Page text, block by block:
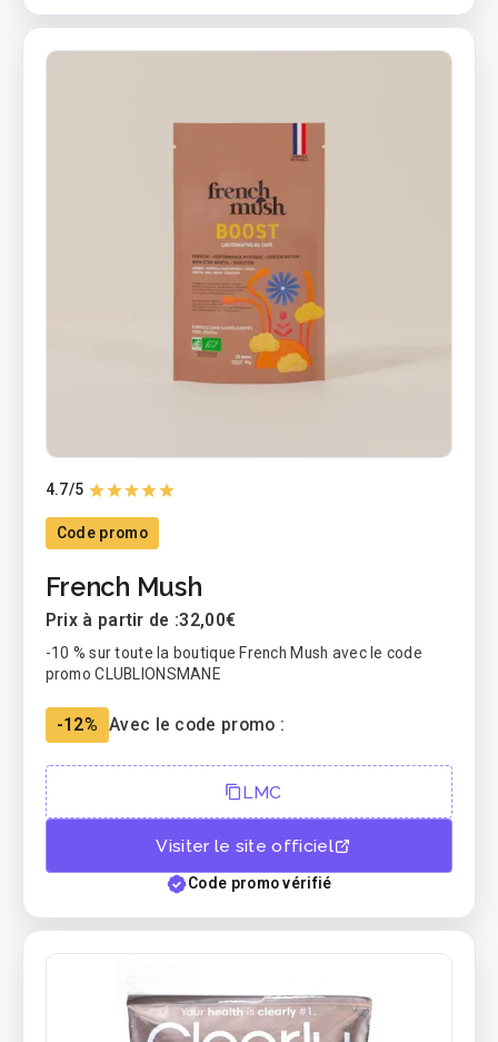
4.7/5
Code promo
French Mush
Prix à partir de :32,00€
-10 % sur toute la boutique French Mush avec le code
promo CLUBLIONSMANE
-12% Avec le code promo :
LMC
Visiter le site officiel
Code promo vérifié